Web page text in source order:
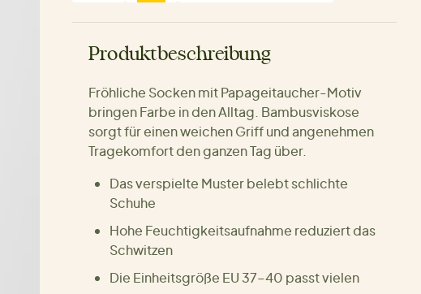
Produktbeschreibung
Fröhliche Socken mit Papageitaucher-Motiv
bringen Farbe in den Alltag. Bambusviskose
sorgt für einen weichen Griff und angenehmen
Tragekomfort den ganzen Tag über.
Das verspielte Muster belebt schlichte
Schuhe
Hohe Feuchtigkeitsaufnahme reduziert das
Schwitzen
Die Einheitsgröße EU 37–40 passt vielen